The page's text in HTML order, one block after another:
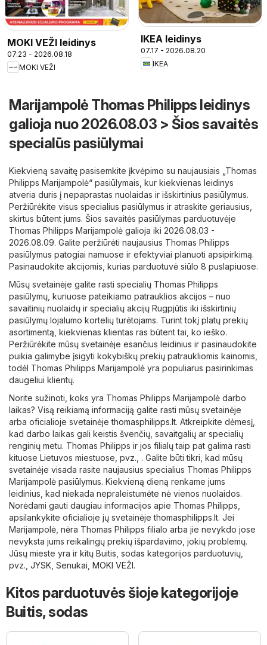
MOKI VEŽI leidinys
07.23 - 2026.08.18
MOKI VEŽI
IKEA leidinys
07.17 - 2026.08.20
IKEA
Marijampolė Thomas Philipps leidinys
galioja nuo 2026.08.03 > Šios savaitės
specialūs pasiūlymai
Kiekvieną savaitę pasisemkite įkvėpimo su naujausiais „Thomas
Philipps Marijampolė“ pasiūlymais, kur kiekvienas leidinys
atveria duris į nepaprastas nuolaidas ir išskirtinius pasiūlymus.
Peržiūrėkite visus specialius pasiūlymus ir atraskite geriausius,
skirtus būtent jums. Šios savaitės pasiūlymas parduotuvėje
Thomas Philipps Marijampolė galioja iki 2026.08.03 -
2026.08.09. Galite peržiūrėti naujausius Thomas Philipps
pasiūlymus patogiai namuose ir efektyviai planuoti apsipirkimą.
Pasinaudokite akcijomis, kurias parduotuvė siūlo 8 puslapiuose.
Mūsų svetainėje galite rasti specialių Thomas Philipps
pasiūlymų, kuriuose pateikiamo patrauklios akcijos – nuo ​​
savaitinių nuolaidų ir specialių akcijų Rugpjūtis iki išskirtinių
pasiūlymų lojalumo kortelių turėtojams. Turint tokį platų prekių
asortimentą, kiekvienas klientas ras būtent tai, ko ieško.
Peržiūrėkite mūsų svetainėje esančius leidinius ir pasinaudokite
puikia galimybe įsigyti kokybiškų prekių patraukliomis kainomis,
todėl Thomas Philipps Marijampolė yra populiarus pasirinkimas
daugeliui klientų.
Norite sužinoti, koks yra Thomas Philipps Marijampolė darbo
laikas? Visą reikiamą informaciją galite rasti mūsų svetainėje
arba oficialioje svetainėjethomasphilipps.lt. Atkreipkite dėmesį,
kad darbo laikas gali keistis švenčių, savaitgalių ar specialių
renginių metu. Thomas Philipps ir jos filialų taip pat galima rasti
kituose Lietuvos miestuose, pvz., . Galite būti tikri, kad mūsų
svetainėje visada rasite naujausius specialius Thomas Philipps
Marijampolė pasiūlymus. Kiekvieną dieną renkame jums
leidinius, kad niekada nepraleistumėte nė vienos nuolaidos.
Norėdami gauti daugiau informacijos apie Thomas Philipps,
apsilankykite oficialioje jų svetainėjethomasphilipps.lt. Jei
Marijampolė, nėra Thomas Philipps filialo arba jie nevykdo jose
nevyksta jums reikalingų prekių išpardavimo, jokių problemų.
Jūsų mieste yra ir kitų Buitis, sodas kategorijos parduotuvių,
pvz., JYSK Senukai MOKI VEŽI.
Kitos parduotuvės šioje kategorijoje
Buitis, sodas